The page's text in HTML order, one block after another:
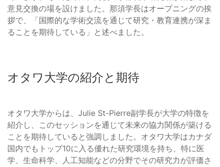
意見交換の場を設けました。那須学長はオープニングの挨
拶で、「国際的な学術交流を通じて研究・教育連携が深ま
ることを期待している」と述べました。
オタワ大学の紹介と期待
オタワ大学からは、Julie St-Pierre副学長が大学の特徴を
紹介し、このセッションを通じて未来の協力関係が築ける
ことを期待していると強調しました。オタワ大学はカナダ
国内でもトップ10に入る優れた研究環境を持ち、特に医
学、生命科学、人工知能などの分野でその研究力が評価さ